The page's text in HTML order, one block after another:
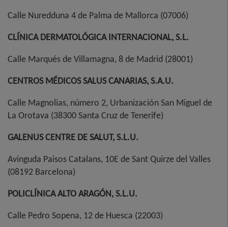
Calle Nuredduna 4 de Palma de Mallorca (07006)
CLÍNICA DERMATOLÓGICA INTERNACIONAL, S.L.
Calle Marqués de Villamagna, 8 de Madrid (28001)
CENTROS MÉDICOS SALUS CANARIAS, S.A.U.
Calle Magnolias, número 2, Urbanización San Miguel de
La Orotava (38300 Santa Cruz de Tenerife)
GALENUS CENTRE DE SALUT, S.L.U.
Avinguda Paisos Catalans, 10E de Sant Quirze del Valles
(08192 Barcelona)
POLICLÍNICA ALTO ARAGÓN, S.L.U.
Calle Pedro Sopena, 12 de Huesca (22003)